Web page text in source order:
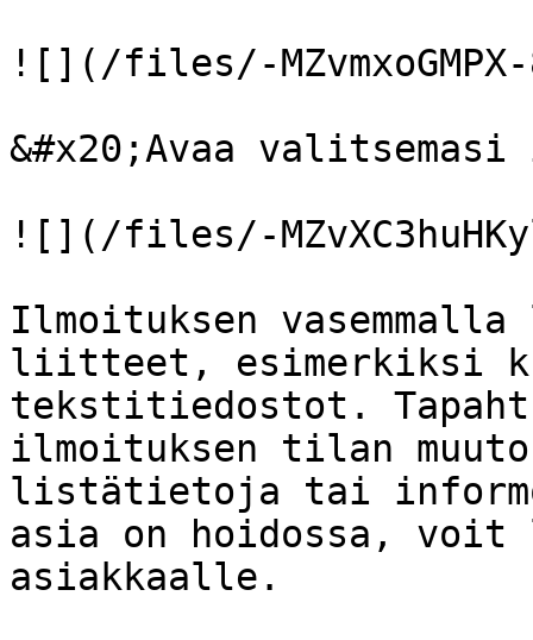
![](/files/-MZvmxoGMPX-
&#x20;Avaa
![](/files/-
Ilmoituksen
liitteet, esimerkiksi
tekstitiedostot.
ilmoituksen tilan
listätietoja tai
asia on hoidossa, voit
asiakkaalle.